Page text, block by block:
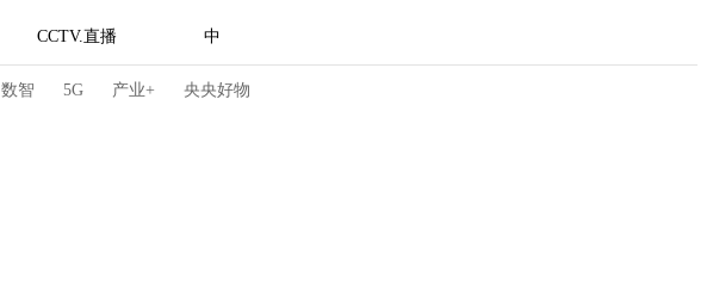
CCTV.直播 中
数智 5G 产业+ 央央好物